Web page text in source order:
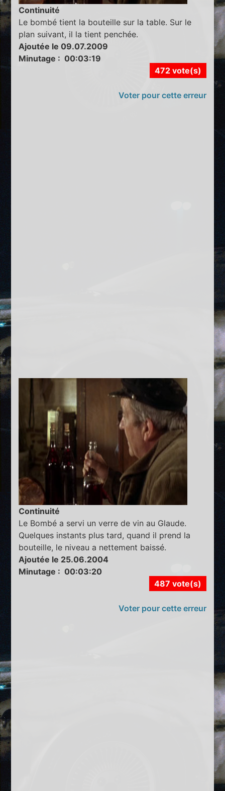
Continuité
Le bombé tient la bouteille sur la table. Sur le
plan suivant, il la tient penchée.
Ajoutée le 09.07.2009
Minutage : 00:03:19
472 vote(s)
Voter pour cette erreur
Continuité
Le Bombé a servi un verre de vin au Glaude.
Quelques instants plus tard, quand il prend la
bouteille, le niveau a nettement baissé.
Ajoutée le 25.06.2004
Minutage : 00:03:20
487 vote(s)
Voter pour cette erreur